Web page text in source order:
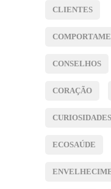
CLIENTES
CONSELHOS
CORAÇÃO
CURIOSIDADES
ECOSAÚDE